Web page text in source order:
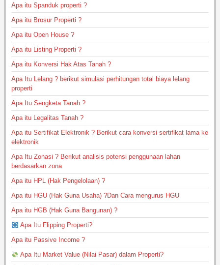
Apa itu Spanduk properti ?
Apa itu Brosur Properti ?
Apa itu Open House ?
Apa itu Listing Properti ?
Apa itu Konversi Hak Atas Tanah ?
Apa Itu Lelang ? berikut simulasi perhitungan total biaya lelang
properti
Apa Itu Sengketa Tanah ?
Apa itu Legalitas Tanah ?
Apa itu Sertifikat Elektronik ? Berikut cara konversi sertifikat lama ke
elektronik
Apa Itu Zonasi ? Berikut analisis potensi penggunaan lahan
berdasarkan zona
Apa itu HPL (Hak Pengelolaan) ?
Apa itu HGU (Hak Guna Usaha) ?Dan Cara mengurus HGU
Apa itu HGB (Hak Guna Bangunan) ?
Apa Itu Flipping Properti?
Apa itu Passive Income ?
Apa Itu Market Value (Nilai Pasar) dalam Properti?